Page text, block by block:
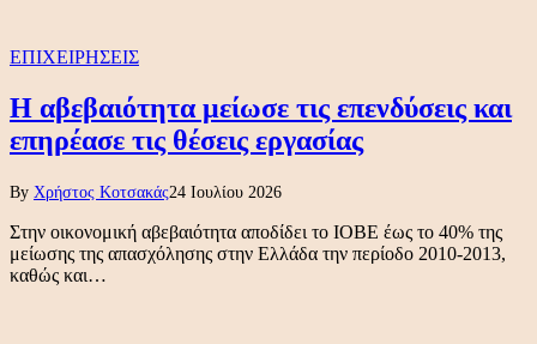
ΕΠΙΧΕΙΡΗΣΕΙΣ
Η αβεβαιότητα μείωσε τις επενδύσεις και
επηρέασε τις θέσεις εργασίας
By Χρήστος Κοτσακάς24 Ιουλίου 2026
Στην οικονομική αβεβαιότητα αποδίδει το ΙΟΒΕ έως το 40% της
μείωσης της απασχόλησης στην Ελλάδα την περίοδο 2010-2013,
καθώς και…